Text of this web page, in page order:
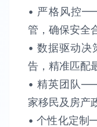
• 严格风控​​
管，确保​​安全
• 数据驱动
告​​，精准匹配
• 精英团队​​
家​​移民及房产
• 个性化定制​​